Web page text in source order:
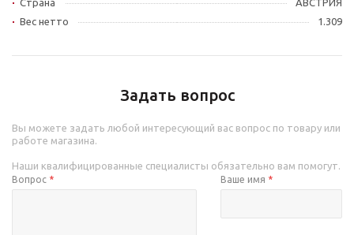
Страна
АВСТРИЯ
Вес нетто
1.309
Задать вопрос
Вы можете задать любой интересующий вас вопрос по товару или
работе магазина.
Наши квалифицированные специалисты обязательно вам помогут.
Вопрос * Ваше имя *